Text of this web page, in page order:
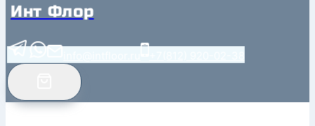
Инт Флор